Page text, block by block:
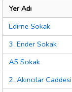
Yer Adı
Edirne Sokak
3. Ender Sokak
A5 Sokak
2. Akıncılar Caddesi